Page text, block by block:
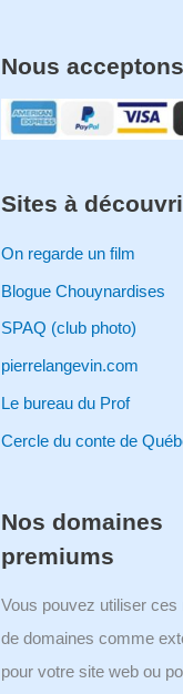
Nous acceptons
Sites à
On regarde un film
Blogue Chouynardises
SPAQ (club photo)
pierrelangevin.com
Le bureau du Prof
Cercle du conte de
Nos domaines
premiums
Vous pouvez utiliser ces
de domaines comme
pour votre site web ou